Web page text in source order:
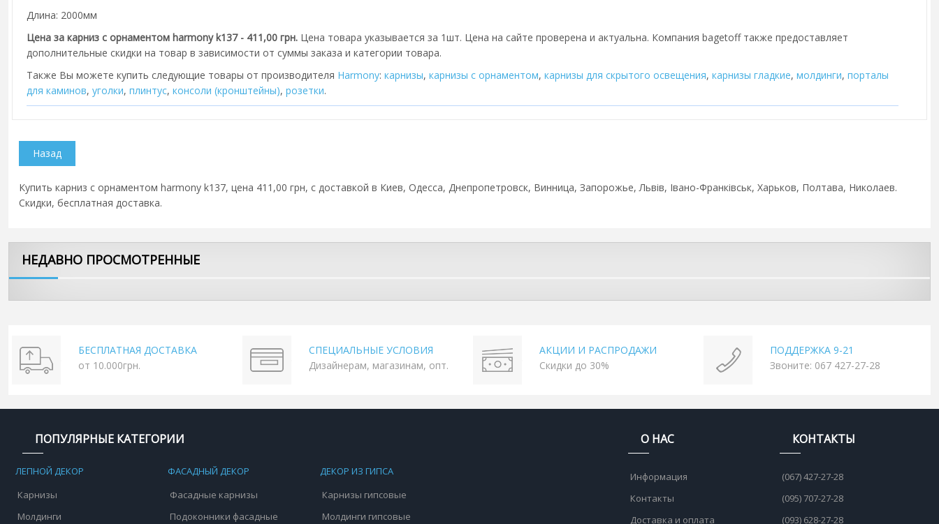
Длина: 2000мм
Цена за карниз с орнаментом harmony k137 - 411,00 грн. Цена товара указывается за 1шт. Цена на сайте проверена и актуальна. Компания bagetoff также предоставляет
дополнительные скидки на товар в зависимости от суммы заказа и категории товара.
Также Вы можете купить следующие товары от производителя Harmony: карнизы, карнизы с орнаментом, карнизы для скрытого освещения, карнизы гладкие, молдинги, порталы
для каминов, уголки, плинтус, консоли (кронштейны), розетки.
Купить карниз с орнаментом harmony k137, цена 411,00 грн, с доставкой в Киев, Одесса, Днепропетровск, Винница, Запорожье, Львів, Івано-Франківськ, Харьков, Полтава, Николаев.
Скидки, бесплатная доставка.
НЕДАВНО ПРОСМОТРЕННЫЕ
БЕСПЛАТНАЯ ДОСТАВКА
от 10.000грн.
СПЕЦИАЛЬНЫЕ УСЛОВИЯ
Дизайнерам, магазинам, опт.
АКЦИИ И РАСПРОДАЖИ
Скидки до 30%
ПОДДЕРЖКА 9-21
Звоните: 067 427-27-28
ПОПУЛЯРНЫЕ КАТЕГОРИИ
ЛЕПНОЙ ДЕКОР
Карнизы
Молдинги
ФАСАДНЫЙ ДЕКОР
Фасадные карнизы
Подоконники фасадные
ДЕКОР ИЗ ГИПСА
Карнизы гипсовые
Молдинги гипсовые
О НАС
Информация
Контакты
Доставка и оплата
КОНТАКТЫ
(067) 427-27-28
(095) 707-27-28
(093) 628-27-28